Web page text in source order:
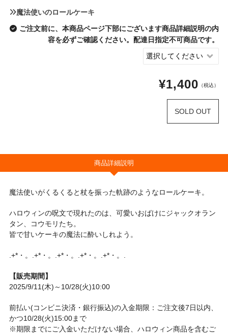
魔法使いのロールケーキ
ご注文前に、本商品ページ下部にございます商品詳細説明の内
容を必ずご確認ください。配達日指定不可商品です。
¥1,400 （税込）
SOLD OUT
商品詳細説明
魔法使いがくるくると杖を振った軌跡のようなロールケーキ。
ハロウィンの呪文で現れたのは、可愛いおばけにジャックオラン
タン、コウモリたち。
皆で甘いケーキの魔法に酔いしれよう。
.+*・。.+*・。.+*・。.+*・。.+*・。.
【販売期間】
2025/9/11(木)～10/28(火)10:00
前払い(コンビニ決済・銀行振込)の入金期限：ご注文後7日以内、
かつ10/28(火)15:00まで
※期限までにご入金いただけない場合、ハロウィン商品を含むご